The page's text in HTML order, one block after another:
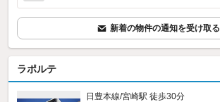
新着の物件の通知を受け取る
ラポルテ
日豊本線/宮崎駅 徒歩30分